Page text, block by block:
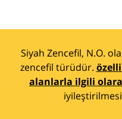
Siyah Zencefil, N.O.
zencefil türüdür.
alanlarla ilgili